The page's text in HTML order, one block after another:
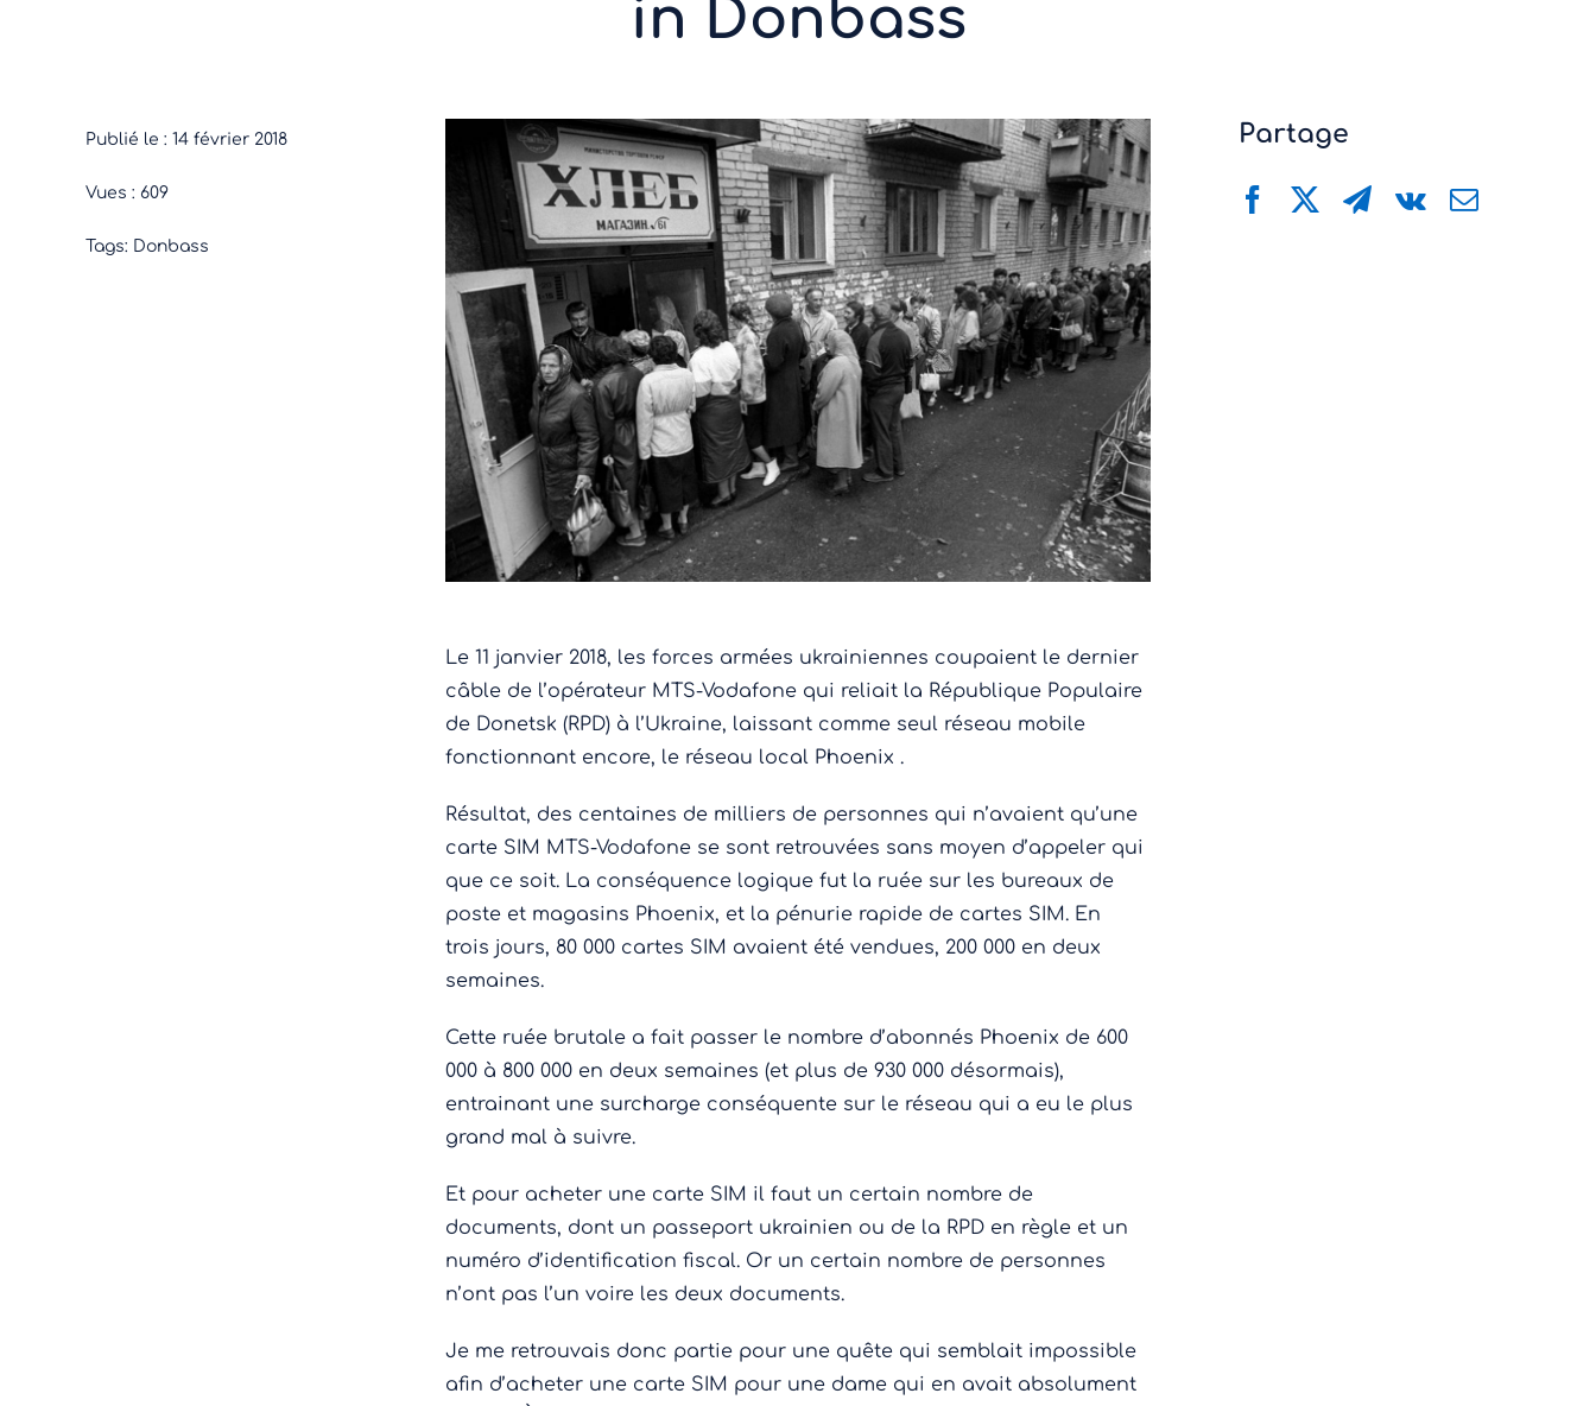
in Donbass
Publié le : 14 février 2018
Vues : 609
Tags: Donbass
Le 11 janvier 2018, les forces armées ukrainiennes coupaient le dernier
câble de l’opérateur MTS-Vodafone qui reliait la République Populaire
de Donetsk (RPD) à l’Ukraine, laissant comme seul réseau mobile
fonctionnant encore, le réseau local Phoenix .
Résultat, des centaines de milliers de personnes qui n’avaient qu’une
carte SIM MTS-Vodafone se sont retrouvées sans moyen d’appeler qui
que ce soit. La conséquence logique fut la ruée sur les bureaux de
poste et magasins Phoenix, et la pénurie rapide de cartes SIM. En
trois jours, 80 000 cartes SIM avaient été vendues, 200 000 en deux
semaines.
Cette ruée brutale a fait passer le nombre d’abonnés Phoenix de 600
000 à 800 000 en deux semaines (et plus de 930 000 désormais),
entrainant une surcharge conséquente sur le réseau qui a eu le plus
grand mal à suivre.
Et pour acheter une carte SIM il faut un certain nombre de
documents, dont un passeport ukrainien ou de la RPD en règle et un
numéro d’identification fiscal. Or un certain nombre de personnes
n’ont pas l’un voire les deux documents.
Je me retrouvais donc partie pour une quête qui semblait impossible
afin d’acheter une carte SIM pour une dame qui en avait absolument
Partage